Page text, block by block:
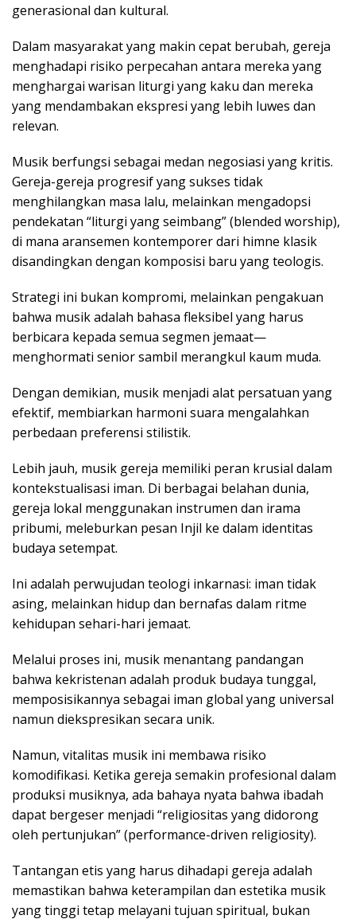
generasional dan kultural.
Dalam masyarakat yang makin cepat berubah, gereja
menghadapi risiko perpecahan antara mereka yang
menghargai warisan liturgi yang kaku dan mereka
yang mendambakan ekspresi yang lebih luwes dan
relevan.
Musik berfungsi sebagai medan negosiasi yang kritis.
Gereja-gereja progresif yang sukses tidak
menghilangkan masa lalu, melainkan mengadopsi
pendekatan “liturgi yang seimbang” (blended worship),
di mana aransemen kontemporer dari himne klasik
disandingkan dengan komposisi baru yang teologis.
Strategi ini bukan kompromi, melainkan pengakuan
bahwa musik adalah bahasa fleksibel yang harus
berbicara kepada semua segmen jemaat—
menghormati senior sambil merangkul kaum muda.
Dengan demikian, musik menjadi alat persatuan yang
efektif, membiarkan harmoni suara mengalahkan
perbedaan preferensi stilistik.
Lebih jauh, musik gereja memiliki peran krusial dalam
kontekstualisasi iman. Di berbagai belahan dunia,
gereja lokal menggunakan instrumen dan irama
pribumi, meleburkan pesan Injil ke dalam identitas
budaya setempat.
Ini adalah perwujudan teologi inkarnasi: iman tidak
asing, melainkan hidup dan bernafas dalam ritme
kehidupan sehari-hari jemaat.
Melalui proses ini, musik menantang pandangan
bahwa kekristenan adalah produk budaya tunggal,
memposisikannya sebagai iman global yang universal
namun diekspresikan secara unik.
Namun, vitalitas musik ini membawa risiko
komodifikasi. Ketika gereja semakin profesional dalam
produksi musiknya, ada bahaya nyata bahwa ibadah
dapat bergeser menjadi “religiositas yang didorong
oleh pertunjukan” (performance-driven religiosity).
Tantangan etis yang harus dihadapi gereja adalah
memastikan bahwa keterampilan dan estetika musik
yang tinggi tetap melayani tujuan spiritual, bukan